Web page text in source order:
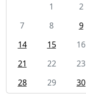
1
2
7
8 9
14
15 16
21
22 23
28
29 30